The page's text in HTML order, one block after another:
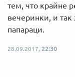
тем, что крайне
вечеринки, и
папараци.
28.09.2017, 22:30